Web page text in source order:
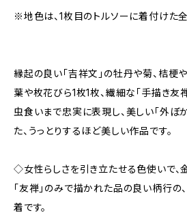
※地色は、1枚目のトルソーに着付けた
縁起の良い「吉祥文」の牡丹や菊、桔梗
葉や枚花びら1枚1枚、繊細な「手描き友
虫食いまで忠実に表現し、美しい「外ぼ
た、うっとりするほど美しい作品です。
◇女性らしさを引き立たせる色使いで、
「友禅」のみで描かれた品の良い柄行の
着です。